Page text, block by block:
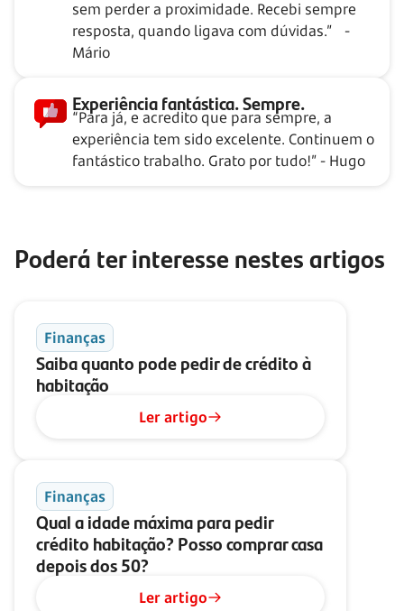
sem perder a proximidade. Recebi sempre
resposta, quando ligava com dúvidas.” -
Mário
Experiência fantástica. Sempre.
“Para já, e acredito que para sempre, a
experiência tem sido excelente. Continuem o
fantástico trabalho. Grato por tudo!” - Hugo
Poderá ter interesse nestes artigos
Finanças
Saiba quanto pode pedir de crédito à
habitação
Ler artigo
Finanças
Qual a idade máxima para pedir
crédito habitação? Posso comprar casa
depois dos 50?
Ler artigo